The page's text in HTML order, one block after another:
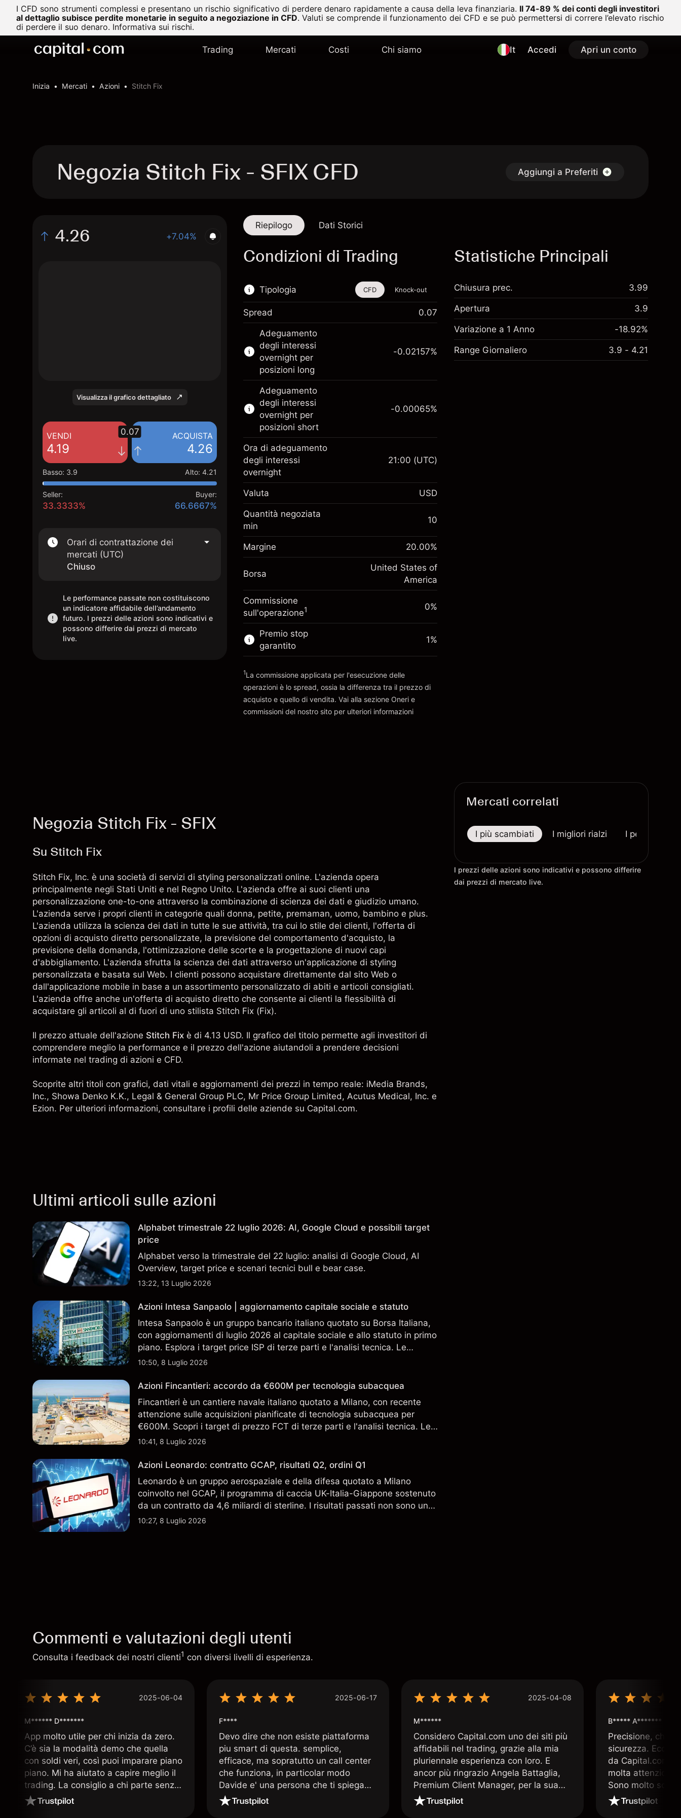
I CFD sono strumenti complessi e presentano un rischio significativo di perdere denaro rapidamente a causa della leva finanziaria. Il 74-89 % dei conti degli investitori
al dettaglio subisce perdite monetarie in seguito a negoziazione in CFD. Valuti se comprende il funzionamento dei CFD e se può permettersi di correre l’elevato rischio
di perdere il suo denaro. Informativa sui rischi.
Trading Mercati Costi Chi siamo It Accedi Apri un conto
Inizia Mercati Azioni Stitch Fix
Negozia Stitch Fix - SFIX CFD Aggiungi a Preferiti
4.26 +7.04%
Visualizza il grafico dettagliato
VENDI
4.19
ACQUISTA
4.26
0.07
Basso: 3.9 Alto: 4.21
Seller:
33.3333%
Buyer:
66.6667%
Orari di contrattazione dei
mercati (UTC)
Chiuso
Le performance passate non costituiscono
un indicatore affidabile dell’andamento
futuro. I prezzi delle azioni sono indicativi e
possono differire dai prezzi di mercato
live.
Riepilogo Dati Storici
Condizioni di Trading
Tipologia
Questo strumento finanziario è disponibile per
il trading di CFD e knock-out.
Scopri di più su:
CFD
Knock-out
CFD Knock-out
Spread 0.07
Adeguamento
degli interessi
overnight per
posizioni long
Margine. Il tuo
investimento
$1,000.00
Oneri per l'intero valore della
posizione
-0.021568
(-$1.08)
Dimensione dell'operazione a leva ~$5,000.00
Denaro da leva ~
-0.02157%
Adeguamento
degli interessi
overnight per
posizioni short
Margine. Il tuo
$1,000.00
Adeguamento
finanziamento overnight
-0.000654
(-$0.03)
Denaro da leva ~
Vai alla piattaforma
-0.00065%
Ora di adeguamento
degli interessi
overnight
21:00 (UTC)
Valuta USD
Quantità negoziata
min
10
Margine 20.00%
Borsa
United States of
America
Commissione
sull'operazione1 0%
Premio stop
garantito
1%
1La commissione applicata per l'esecuzione delle
operazioni è lo spread, ossia la differenza tra il prezzo di
acquisto e quello di vendita. Vai alla sezione Oneri e
commissioni del nostro sito per ulteriori informazioni
Statistiche Principali
Chiusura prec. 3.99
Apertura 3.9
Variazione a 1 Anno -18.92%
Range Giornaliero 3.9 - 4.21
Negozia Stitch Fix - SFIX
Su Stitch Fix
Stitch Fix, Inc. è una società di servizi di styling personalizzati online. L'azienda opera
principalmente negli Stati Uniti e nel Regno Unito. L'azienda offre ai suoi clienti una
personalizzazione one-to-one attraverso la combinazione di scienza dei dati e giudizio umano.
L'azienda serve i propri clienti in categorie quali donna, petite, premaman, uomo, bambino e plus.
L'azienda utilizza la scienza dei dati in tutte le sue attività, tra cui lo stile dei clienti, l'offerta di
opzioni di acquisto diretto personalizzate, la previsione del comportamento d'acquisto, la
previsione della domanda, l'ottimizzazione delle scorte e la progettazione di nuovi capi
d'abbigliamento. L'azienda sfrutta la scienza dei dati attraverso un'applicazione di styling
personalizzata e basata sul Web. I clienti possono acquistare direttamente dal sito Web o
dall'applicazione mobile in base a un assortimento personalizzato di abiti e articoli consigliati.
L'azienda offre anche un'offerta di acquisto diretto che consente ai clienti la flessibilità di
acquistare gli articoli al di fuori di uno stilista Stitch Fix (Fix).
Il prezzo attuale dell'azione Stitch Fix è di 4.13 USD. Il grafico del titolo permette agli investitori di
comprendere meglio la performance e il prezzo dell'azione aiutandoli a prendere decisioni
informate nel trading di azioni e CFD.
Scoprite altri titoli con grafici, dati vitali e aggiornamenti dei prezzi in tempo reale: iMedia Brands,
Inc., Showa Denko K.K., Legal & General Group PLC, Mr Price Group Limited, Acutus Medical, Inc. e
Ezion. Per ulteriori informazioni, consultare i profili delle aziende su Capital.com.
Ultimi articoli sulle azioni
Alphabet trimestrale 22 luglio 2026: AI, Google Cloud e possibili target
price
Alphabet verso la trimestrale del 22 luglio: analisi di Google Cloud, AI
Overview, target price e scenari tecnici bull e bear case.
13:22, 13 Luglio 2026
Azioni Intesa Sanpaolo | aggiornamento capitale sociale e statuto
Intesa Sanpaolo è un gruppo bancario italiano quotato su Borsa Italiana,
con aggiornamenti di luglio 2026 al capitale sociale e allo statuto in primo
piano. Esplora i target price ISP di terze parti e l'analisi tecnica. Le
performance passate non sono un indicatore affidabile dei risultati futuri.
10:50, 8 Luglio 2026
Azioni Fincantieri: accordo da €600M per tecnologia subacquea
Fincantieri è un cantiere navale italiano quotato a Milano, con recente
attenzione sulle acquisizioni pianificate di tecnologia subacquea per
€600M. Scopri i target di prezzo FCT di terze parti e l'analisi tecnica. Le
performance passate non sono un indicatore affidabile dei risultati futuri.
10:41, 8 Luglio 2026
Azioni Leonardo: contratto GCAP, risultati Q2, ordini Q1
Leonardo è un gruppo aerospaziale e della difesa quotato a Milano
coinvolto nel GCAP, il programma di caccia UK-Italia-Giappone sostenuto
da un contratto da 4,6 miliardi di sterline. I risultati passati non sono un
indicatore affidabile dei risultati futuri.
10:27, 8 Luglio 2026
Mercati correlati
I più scambiati I migliori rialzi I peggiori
I prezzi delle azioni sono indicativi e possono differire
dai prezzi di mercato live.
Commenti e valutazioni degli utenti
Consulta i feedback dei nostri clienti1 con diversi livelli di esperienza.
2025-06-04
M****** D*******
App molto utile per chi inizia da zero.
C’è sia la modalità demo che quella
con soldi veri, così puoi imparare piano
piano. Mi ha aiutato a capire meglio il
trading. La consiglio a chi parte senza
esperienza.
2025-06-17
F****
Devo dire che non esiste piattaforma
piu smart di questa. semplice,
efficace, ma sopratutto un call center
che funziona, in particolar modo
Davide e' una persona che ti spiega
quando le tue conoscenze non
arrivano. super consigliata
2025-04-08
M******
Considero Capital.com uno dei siti più
affidabili nel trading, grazie alla mia
pluriennale esperienza con loro. E
ancor più ringrazio Angela Battaglia,
Premium Client Manager, per la sua
assistenza altamente professionale e
qualificata. E nulla è più prezioso nel
B***** A*******
Precisione,
sicurezza. Ecco
da Capital.com.
molta attenzione
Sono molto
che offre